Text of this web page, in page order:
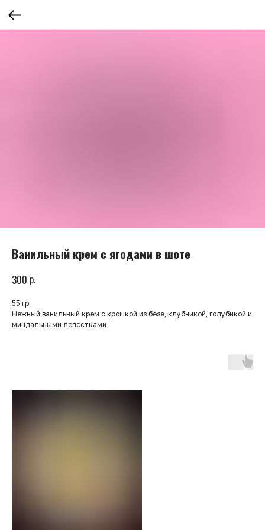
Ванильный крем с ягодами в шоте
300 р.
55 гр
Нежный ванильный крем с крошкой из безе, клубникой, голубикой и
миндальными лепестками